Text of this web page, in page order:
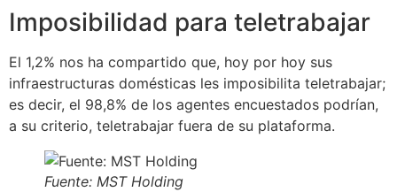
Imposibilidad para teletrabajar
El 1,2% nos ha compartido que, hoy por hoy sus
infraestructuras domésticas les imposibilita teletrabajar;
es decir, el 98,8% de los agentes encuestados podrían,
a su criterio, teletrabajar fuera de su plataforma.
Fuente: MST Holding